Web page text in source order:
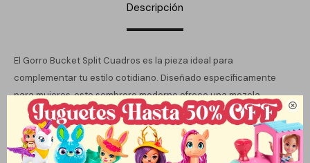

Descripción
El Gorro Bucket Split Cuadros es la pieza ideal para
complementar tu estilo cotidiano. Diseñado específicamente
para mujeres, este sombrero moderno ofrece una mezcla
perfecta de comodidad y estilo. Su diseño a cuadros le da un
toque distintivo, perfecto para aquellos días soleados o para dar
un giro a tu atuendo. Elaborado con atención a los detalles, este